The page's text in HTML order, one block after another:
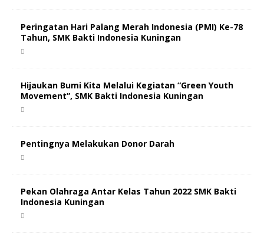
Peringatan Hari Palang Merah Indonesia (PMI) Ke-78
Tahun, SMK Bakti Indonesia Kuningan
Hijaukan Bumi Kita Melalui Kegiatan “Green Youth
Movement”, SMK Bakti Indonesia Kuningan
Pentingnya Melakukan Donor Darah
Pekan Olahraga Antar Kelas Tahun 2022 SMK Bakti
Indonesia Kuningan